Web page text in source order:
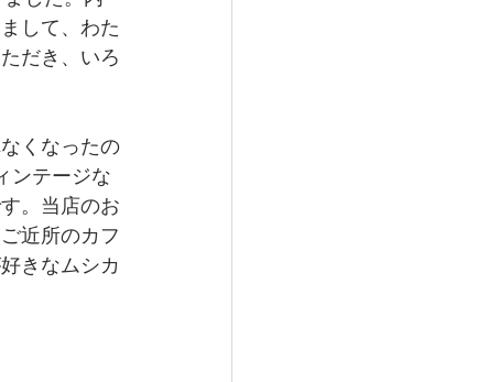
して、わた
だき、いろ
くなったの
ンテージな
。当店のお
近所のカフ
きなムシカ